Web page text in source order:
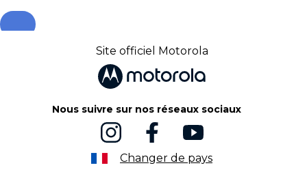
Site officiel Motorola
Nous suivre sur nos réseaux sociaux
Changer de pays